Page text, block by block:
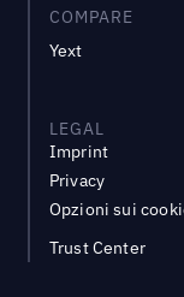
COMPARE
Yext
LEGAL
Imprint
Privacy
Opzioni sui
Trust Center